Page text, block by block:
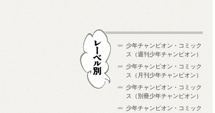
少年チャンピオン・コミック
ス（週刊少年チャンピオン）
少年チャンピオン・コミック
ス（月刊少年チャンピオン）
少年チャンピオン・コミック
ス（別冊少年チャンピオン）
少年チャンピオン・コミック